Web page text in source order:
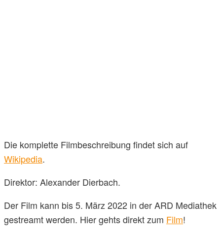
Die komplette Filmbeschreibung findet sich auf
Wikipedia.
Direktor: Alexander Dierbach.
Der Film kann bis 5. März 2022 in der ARD Mediathek
gestreamt werden. Hier gehts direkt zum Film!